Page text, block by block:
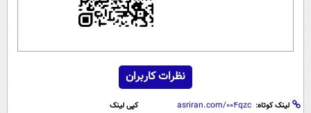
نظرات کاربران
لینک کوتاه: کپی لینک